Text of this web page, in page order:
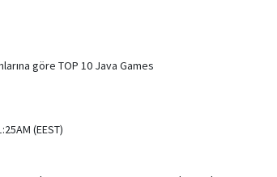
göre TOP 10 Java Games
(EEST)